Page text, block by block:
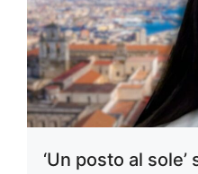
‘Un posto al